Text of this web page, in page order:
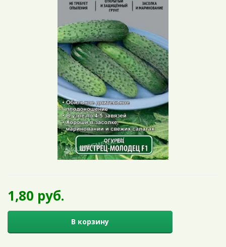
1,80 руб.
В корзину